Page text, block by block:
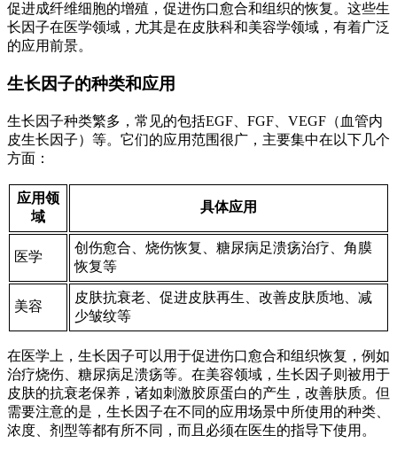
促进成纤维细胞的增殖，促进伤口愈合和组织的恢复。这些生
长因子在医学领域，尤其是在皮肤科和美容学领域，有着广泛
的应用前景。
生长因子的种类和应用
生长因子种类繁多，常见的包括EGF、FGF、VEGF（血管内
皮生长因子）等。它们的应用范围很广，主要集中在以下几个
方面：
应用领
域
具体应用
医学
创伤愈合、烧伤恢复、糖尿病足溃疡治疗、角膜
恢复等
美容
皮肤抗衰老、促进皮肤再生、改善皮肤质地、减
少皱纹等
在医学上，生长因子可以用于促进伤口愈合和组织恢复，例如
治疗烧伤、糖尿病足溃疡等。在美容领域，生长因子则被用于
皮肤的抗衰老保养，诸如刺激胶原蛋白的产生，改善肤质。但
需要注意的是，生长因子在不同的应用场景中所使用的种类、
浓度、剂型等都有所不同，而且必须在医生的指导下使用。